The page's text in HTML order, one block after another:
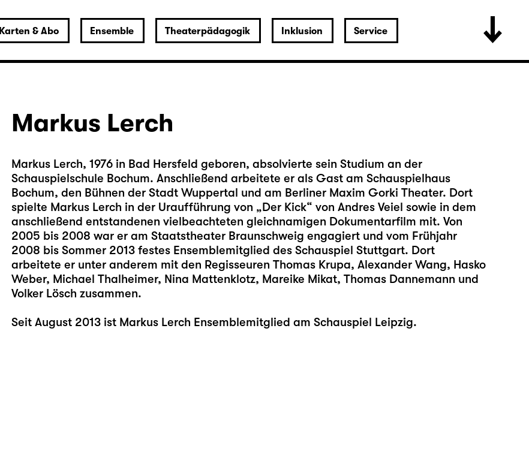
Karten & Abo Ensemble Theaterpädagogik Inklusion Service
Markus Lerch
Markus Lerch, 1976 in Bad Hersfeld geboren, absolvierte sein Studium an der
Schauspielschule Bochum. Anschließend arbeitete er als Gast am Schauspielhaus
Bochum, den Bühnen der Stadt Wuppertal und am Berliner Maxim Gorki Theater. Dort
spielte Markus Lerch in der Uraufführung von „Der Kick“ von Andres Veiel sowie in dem
anschließend entstandenen vielbeachteten gleichnamigen Dokumentarfilm mit. Von
2005 bis 2008 war er am Staatstheater Braunschweig engagiert und vom Frühjahr
2008 bis Sommer 2013 festes Ensemblemitglied des Schauspiel Stuttgart. Dort
arbeitete er unter anderem mit den Regisseuren Thomas Krupa, Alexander Wang, Hasko
Weber, Michael Thalheimer, Nina Mattenklotz, Mareike Mikat, Thomas Dannemann und
Volker Lösch zusammen.
Seit August 2013 ist Markus Lerch Ensemblemitglied am Schauspiel Leipzig.